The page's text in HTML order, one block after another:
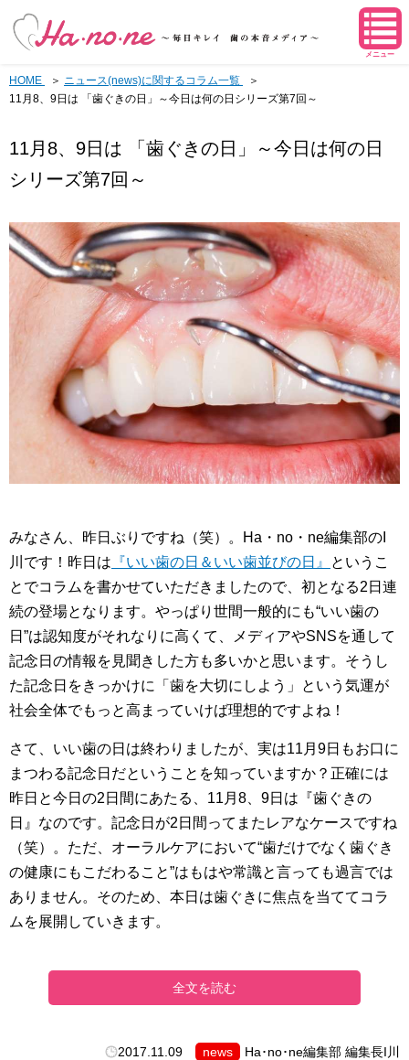
メニュー
HOME
ニュース(news)に関するコラム一覧
11月8、9日は 「歯ぐきの日」～今日は何の日シリーズ第7回～
11月8、9日は 「歯ぐきの日」～今日は何の日
シリーズ第7回～
みなさん、昨日ぶりですね（笑）。Ha・no・ne編集部のI
川です！昨日は 『いい歯の日＆いい歯並びの日』
というこ
とでコラムを書かせていただきましたので、初となる2日連
続の登場となります。やっぱり世間一般的にも“いい歯の
日”は認知度がそれなりに高くて、メディアやSNSを通して
記念日の情報を見聞きした方も多いかと思います。そうし
た記念日をきっかけに「歯を大切にしよう」という気運が
社会全体でもっと高まっていけば理想的ですよね！
さて、いい歯の日は終わりましたが、実は11月9日もお口に
まつわる記念日だということを知っていますか？正確には
昨日と今日の2日間にあたる、11月8、9日は『歯ぐきの
日』なのです。記念日が2日間ってまたレアなケースですね
（笑）。ただ、オーラルケアにおいて“歯だけでなく歯ぐき
の健康にもこだわること”はもはや常識と言っても過言では
ありません。そのため、本日は歯ぐきに焦点を当ててコラ
ムを展開していきます。
全文を読む
2017.11.09 news Ha･no･ne編集部 編集長I川